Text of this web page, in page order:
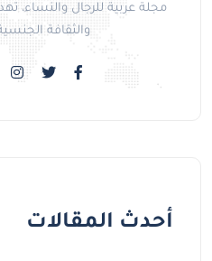
مجلة عربية للرجال والنساء،
والثقافة
أحدث المقالات